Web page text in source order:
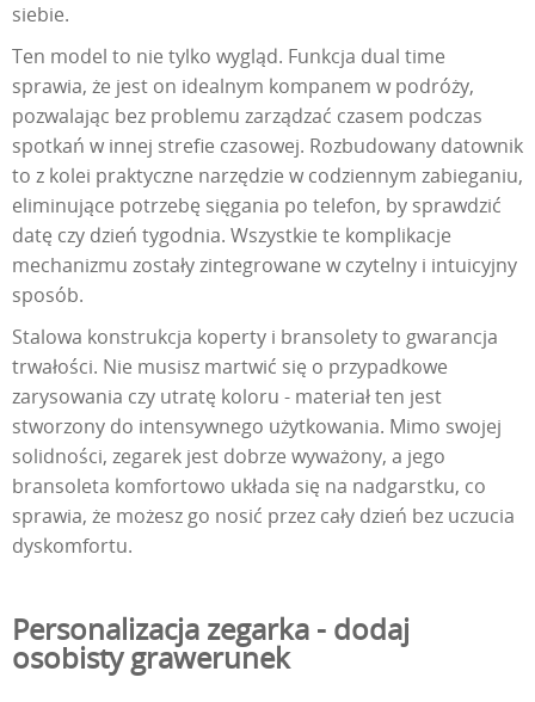
siebie.
Ten model to nie tylko wygląd. Funkcja dual time
sprawia, że jest on idealnym kompanem w podróży,
pozwalając bez problemu zarządzać czasem podczas
spotkań w innej strefie czasowej. Rozbudowany datownik
to z kolei praktyczne narzędzie w codziennym zabieganiu,
eliminujące potrzebę sięgania po telefon, by sprawdzić
datę czy dzień tygodnia. Wszystkie te komplikacje
mechanizmu zostały zintegrowane w czytelny i intuicyjny
sposób.
Stalowa konstrukcja koperty i bransolety to gwarancja
trwałości. Nie musisz martwić się o przypadkowe
zarysowania czy utratę koloru - materiał ten jest
stworzony do intensywnego użytkowania. Mimo swojej
solidności, zegarek jest dobrze wyważony, a jego
bransoleta komfortowo układa się na nadgarstku, co
sprawia, że możesz go nosić przez cały dzień bez uczucia
dyskomfortu.
Personalizacja zegarka - dodaj
osobisty grawerunek